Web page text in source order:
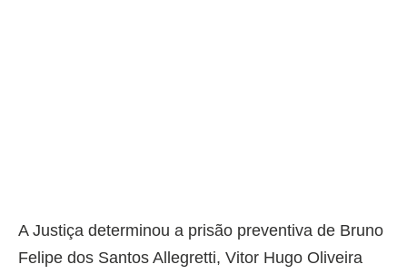
A Justiça determinou a prisão preventiva de Bruno
Felipe dos Santos Allegretti, Vitor Hugo Oliveira